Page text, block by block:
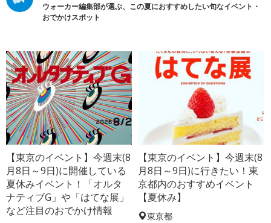
ウォーカー編集部が選ぶ、この夏におすすめしたい旬なイベント・
おでかけスポット
【東京のイベント】今週末(8
月8日～9日)に開催している
夏休みイベント！「オルタ
ナティブG」や「はてな展」
など注目のおでかけ情報
【東京のイベント】今週末(8
月8日～9日)に行きたい！東
京都内のおすすめイベント
【夏休み】
東京都